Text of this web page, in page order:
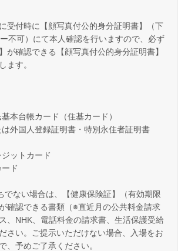
受付時に【顔写真付公的身分証明書】（下
不可）にて本人確認を行いますので、必ず
が確認できる【顔写真付公的身分証明書】
ます。
台帳カード（住基カード）
外国人登録証明書・特別永住者証明書
ットカード
ド
ない場合は、【健康保険証】（有効期限
確認できる書類（※直近月の公共料金請求
、NHK、電話料金の請求書、生活保護受給
さい。ご提示いただけない場合、入場をお
、予めご了承ください。